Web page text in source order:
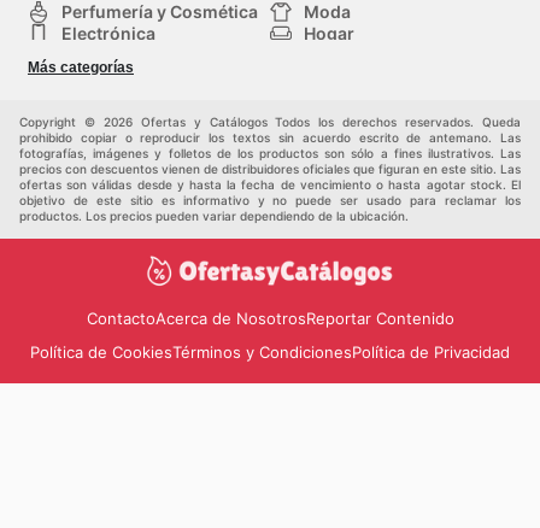
Perfumería y Cosmética
Moda
Electrónica
Hogar
Deporte
Juguetes y bebés
Más categorías
Copyright © 2026 Ofertas y Catálogos Todos los derechos reservados. Queda
prohibido copiar o reproducir los textos sin acuerdo escrito de antemano. Las
fotografías, imágenes y folletos de los productos son sólo a fines ilustrativos. Las
precios con descuentos vienen de distribuidores oficiales que figuran en este sitio. Las
ofertas son válidas desde y hasta la fecha de vencimiento o hasta agotar stock. El
objetivo de este sitio es informativo y no puede ser usado para reclamar los
productos. Los precios pueden variar dependiendo de la ubicación.
ContactoAcerca de NosotrosReportar Contenido
Política de CookiesTérminos y CondicionesPolítica de Privacidad